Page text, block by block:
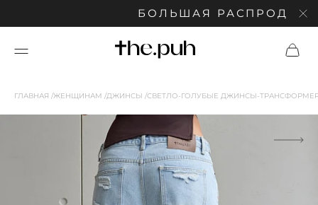
БОЛЬШАЯ РАСПРОДАЖА:
ГЛАВНАЯ ЖЕНЩИНАМ ДЖИНСЫ СВЕТЛО-ГОЛУБЫЕ ДЖИНСЫ-